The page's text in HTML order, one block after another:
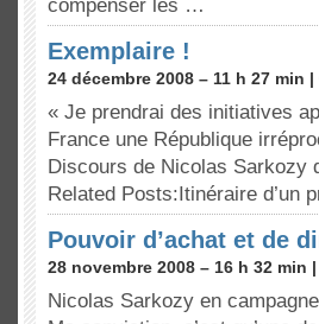
compenser les …
Exemplaire !
24 décembre 2008 – 11 h 27 min |
« Je prendrai des initiatives
France une République
Discours de Nicolas Sarkozy
Related Posts:Itinéraire d’un
Pouvoir d’achat et de
28 novembre 2008 – 16 h 32 min |
Nicolas Sarkozy en